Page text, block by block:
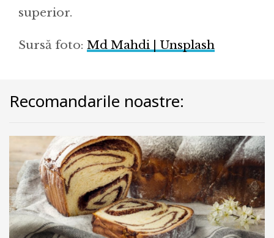
superior.
Sursă foto: Md Mahdi | Unsplash
Recomandarile noastre: